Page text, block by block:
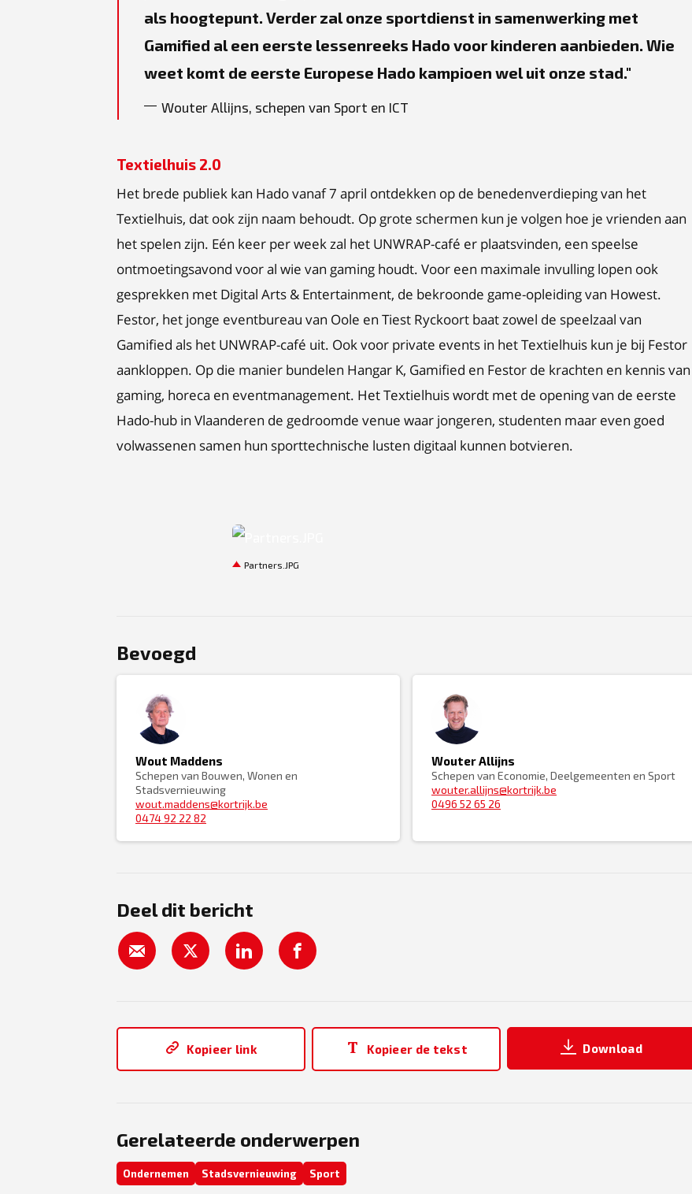
als hoogtepunt. Verder zal onze sportdienst in samenwerking met
Gamified al een eerste lessenreeks Hado voor kinderen aanbieden. Wie
weet komt de eerste Europese Hado kampioen wel uit onze stad.
Wouter Allijns, schepen van Sport en ICT
Textielhuis 2.0
Het brede publiek kan Hado vanaf 7 april ontdekken op de benedenverdieping van het
Textielhuis, dat ook zijn naam behoudt. Op grote schermen kun je volgen hoe je vrienden aan
het spelen zijn. Eén keer per week zal het UNWRAP-café er plaatsvinden, een speelse
ontmoetingsavond voor al wie van gaming houdt. Voor een maximale invulling lopen ook
gesprekken met Digital Arts & Entertainment, de bekroonde game-opleiding van Howest.
Festor, het jonge eventbureau van Oole en Tiest Ryckoort baat zowel de speelzaal van
Gamified als het UNWRAP-café uit. Ook voor private events in het Textielhuis kun je bij Festor
aankloppen. Op die manier bundelen Hangar K, Gamified en Festor de krachten en kennis van
gaming, horeca en eventmanagement. Het Textielhuis wordt met de opening van de eerste
Hado-hub in Vlaanderen de gedroomde venue waar jongeren, studenten maar even goed
volwassenen samen hun sporttechnische lusten digitaal kunnen botvieren.
Partners.JPG
Bevoegd
Wout Maddens
Schepen van Bouwen, Wonen en
Stadsvernieuwing
wout.maddens@kortrijk.be
0474 92 22 82
Wouter Allijns
Schepen van Economie, Deelgemeenten en Sport
wouter.allijns@kortrijk.be
0496 52 65 26
Deel dit bericht
Kopieer link Kopieer de tekst Download
Gerelateerde onderwerpen
Ondernemen Stadsvernieuwing Sport